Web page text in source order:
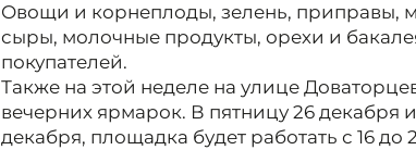
Овощи и корнеплоды, зелень, приправы,
сыры, молочные продукты, орехи и
покупателей.
Также на этой неделе на улице
вечерних ярмарок. В пятницу 26 декабря
декабря, площадка будет работать с 16 до